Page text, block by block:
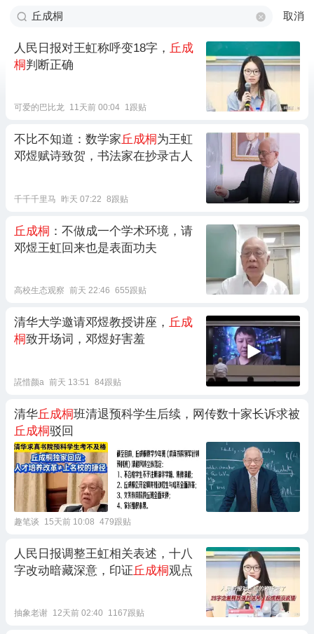
取消
人民日报对王虹称呼变18字， 丘成
桐判断正确
可爱的巴比龙 11天前 00:04 1跟贴
不比不知道：数学家 丘成桐 为王虹
邓煜赋诗致贺，书法家在抄录古人
千千千里马 昨天 07:22 8跟贴
丘成桐 ：不做成一个学术环境，请
邓煜王虹回来也是表面功夫
高校生态观察 前天 22:46 655跟贴
清华大学邀请邓煜教授讲座， 丘成
桐致开场词，邓煜好害羞
誮惜颜a 前天 13:51 84跟贴
清华丘成桐班清退预科学生后续，网传数十家长诉求被
丘成桐驳回
趣笔谈 15天前 10:08 479跟贴
人民日报调整王虹相关表述，十八
字改动暗藏深意，印证 丘成桐观点
抽象老谢 12天前 02:40 1167跟贴